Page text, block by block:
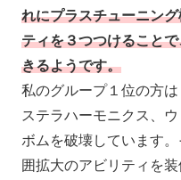
れにプラスチューニン
ティを３つつけること
きるようです。
私のグループ１位の方は
ステラハーモニクス、
ボムを破壊しています
囲拡大のアビリティを装